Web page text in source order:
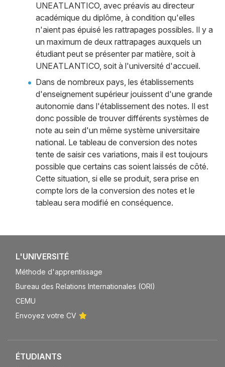
UNEATLANTICO, avec préavis au directeur
académique du diplôme, à condition qu'elles
n'aient pas épuisé les rattrapages possibles. Il y a
un maximum de deux rattrapages auxquels un
étudiant peut se présenter par matière, soit à
UNEATLANTICO, soit à l'université d'accueil.
Dans de nombreux pays, les établissements
d'enseignement supérieur jouissent d'une grande
autonomie dans l'établissement des notes. Il est
donc possible de trouver différents systèmes de
note au sein d'un même système universitaire
national. Le tableau de conversion des notes
tente de saisir ces variations, mais il est toujours
possible que certains cas soient laissés de côté.
Cette situation, si elle se produit, sera prise en
compte lors de la conversion des notes et le
tableau sera modifié en conséquence.
L'UNIVERSITÉ
Méthode d'apprentissage
Bureau des Relations Internationales (ORI)
CEMU
Envoyez votre CV
ÉTUDIANTS